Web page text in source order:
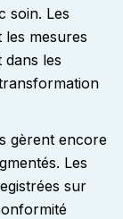
soin. Les
les mesures
les
gèrent encore
Les
sur